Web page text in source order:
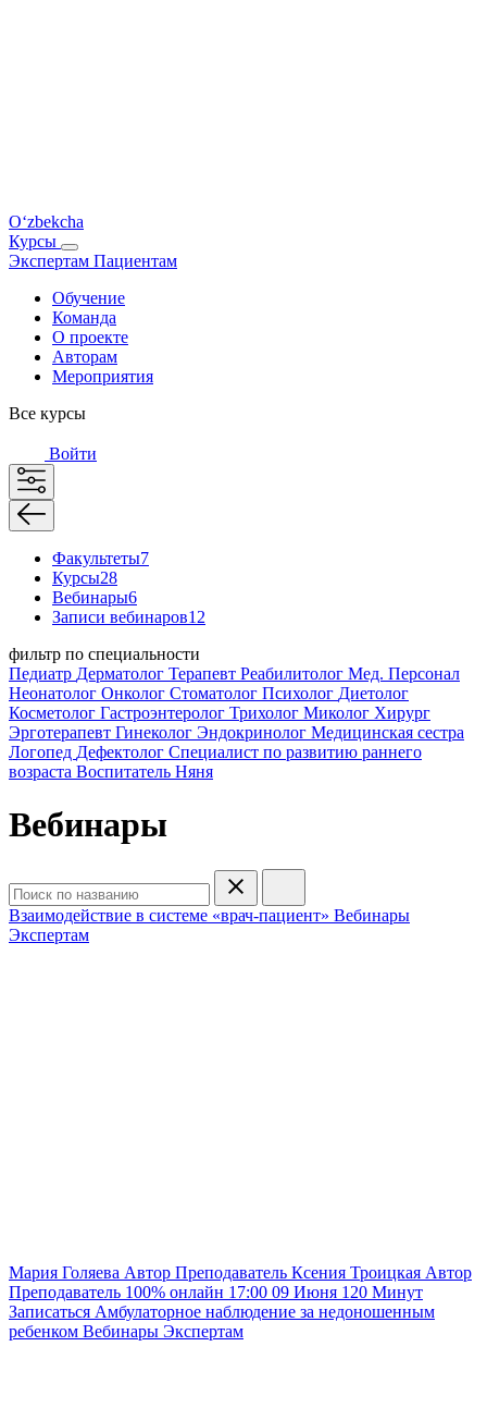
O‘zbekcha
Курсы
Экспертам Пациентам
Обучение
Команда
О проекте
Авторам
Мероприятия
Все курсы
Войти
Факультеты7
Курсы28
Вебинары6
Записи вебинаров12
фильтр по специальности
Педиатр Дерматолог Терапевт Реабилитолог Мед. Персонал
Неонатолог Онколог Стоматолог Психолог Диетолог
Косметолог Гастроэнтеролог Трихолог Миколог Хирург
Эрготерапевт Гинеколог Эндокринолог Медицинская сестра
Логопед Дефектолог Специалист по развитию раннего
возраста Воспитатель Няня
Вебинары
Взаимодействие в системе «врач-пациент» Вебинары
Экспертам
Мария Голяева Автор Преподаватель Ксения Троицкая Автор
Преподаватель 100% онлайн 17:00 09 Июня 120 Минут
Записаться Амбулаторное наблюдение за недоношенным
ребенком Вебинары Экспертам